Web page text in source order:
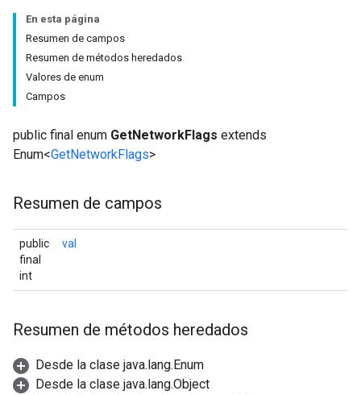
En esta página
Resumen de campos
Resumen de métodos heredados
Valores de enum
Campos
public final enum GetNetworkFlags extends
Enum<GetNetworkFlags>
Resumen de campos
public
final
int
val
Resumen de métodos heredados
Desde la clase java.lang.Enum
Desde la clase java.lang.Object